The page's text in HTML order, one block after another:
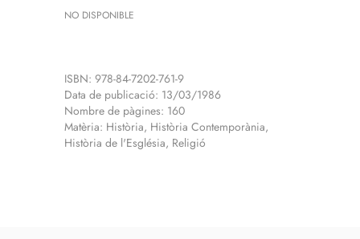
NO DISPONIBLE
ISBN: 978-84-7202-761-9
Data de publicació: 13/03/1986
Nombre de pàgines: 160
Matèria: Història, Història Contemporània,
Història de l'Església, Religió